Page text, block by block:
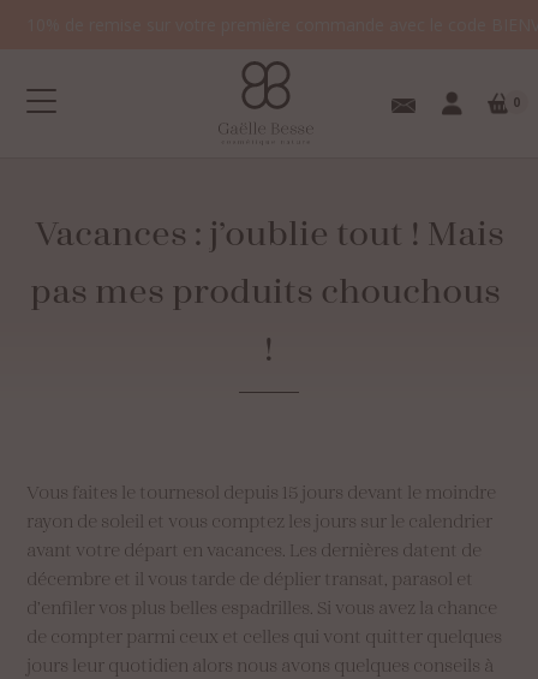
0
Vacances : j’oublie tout ! Mais
pas mes produits chouchous
!
Vous faites le tournesol depuis 15 jours devant le moindre
rayon de soleil et vous comptez les jours sur le calendrier
avant votre départ en vacances. Les dernières datent de
décembre et il vous tarde de déplier transat, parasol et
d’enfiler vos plus belles espadrilles. Si vous avez la chance
de compter parmi ceux et celles qui vont quitter quelques
jours leur quotidien alors nous avons quelques conseils à